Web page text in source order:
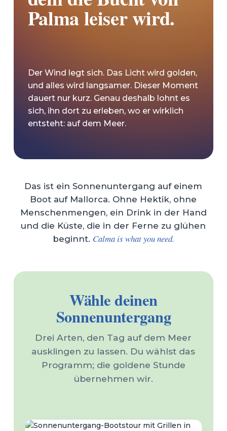
Palma leiser wird.
Der Wind legt sich. Das Licht wird golden,
und alles wird langsamer. Dieser Moment
dauert nur kurz. Genau deshalb lohnt es
sich, ihn dort zu erleben, wo er wirklich
entsteht: auf dem Meer.
Das ist ein Sonnenuntergang auf einem
Boot auf Mallorca. Ohne Hektik, ohne
Menschenmengen, ein Drink in der Hand
und die Küste, die in der Ferne zu glühen
beginnt. Calma is what you need.
Wähle deinen
Sonnenuntergang
Drei Arten, den Tag auf dem Meer
ausklingen zu lassen. Du wählst das
Programm; die goldene Stunde
übernehmen wir.